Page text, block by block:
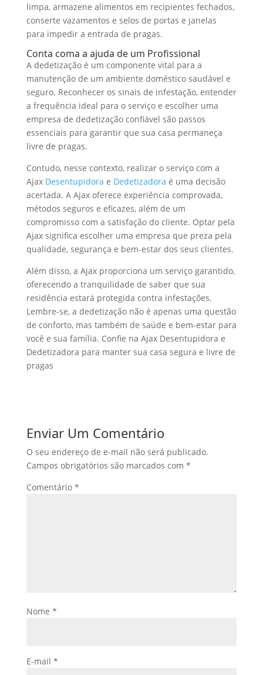
limpa, armazene alimentos em recipientes fechados,
conserte vazamentos e selos de portas e janelas
para impedir a entrada de pragas.
Conta coma a ajuda de um Profissional
A dedetização é um componente vital para a
manutenção de um ambiente doméstico saudável e
seguro. Reconhecer os sinais de infestação, entender
a frequência ideal para o serviço e escolher uma
empresa de dedetização confiável são passos
essenciais para garantir que sua casa permaneça
livre de pragas.
Contudo, nesse contexto, realizar o serviço com a
Ajax Desentupidora e Dedetizadora é uma decisão
acertada. A Ajax oferece experiência comprovada,
métodos seguros e eficazes, além de um
compromisso com a satisfação do cliente. Optar pela
Ajax significa escolher uma empresa que preza pela
qualidade, segurança e bem-estar dos seus clientes.
Além disso, a Ajax proporciona um serviço garantido,
oferecendo a tranquilidade de saber que sua
residência estará protegida contra infestações.
Lembre-se, a dedetização não é apenas uma questão
de conforto, mas também de saúde e bem-estar para
você e sua família. Confie na Ajax Desentupidora e
Dedetizadora para manter sua casa segura e livre de
pragas
Enviar Um Comentário
O seu endereço de e-mail não será publicado.
Campos obrigatórios são marcados com *
Comentário *
Nome *
E-mail *